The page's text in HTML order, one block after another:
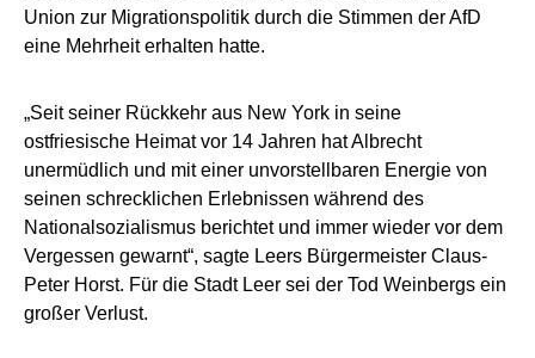
Union zur Migrationspolitik durch die Stimmen der AfD
eine Mehrheit erhalten hatte.
„Seit seiner Rückkehr aus New York in seine
ostfriesische Heimat vor 14 Jahren hat Albrecht
unermüdlich und mit einer unvorstellbaren Energie von
seinen schrecklichen Erlebnissen während des
Nationalsozialismus berichtet und immer wieder vor dem
Vergessen gewarnt“, sagte Leers Bürgermeister Claus-
Peter Horst. Für die Stadt Leer sei der Tod Weinbergs ein
großer Verlust.